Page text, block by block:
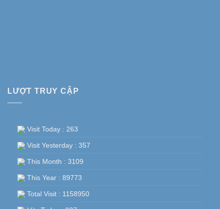
LƯỢT TRUY CẬP
Visit Today : 263
Visit Yesterday : 357
This Month : 3109
This Year : 89773
Total Visit : 1158950